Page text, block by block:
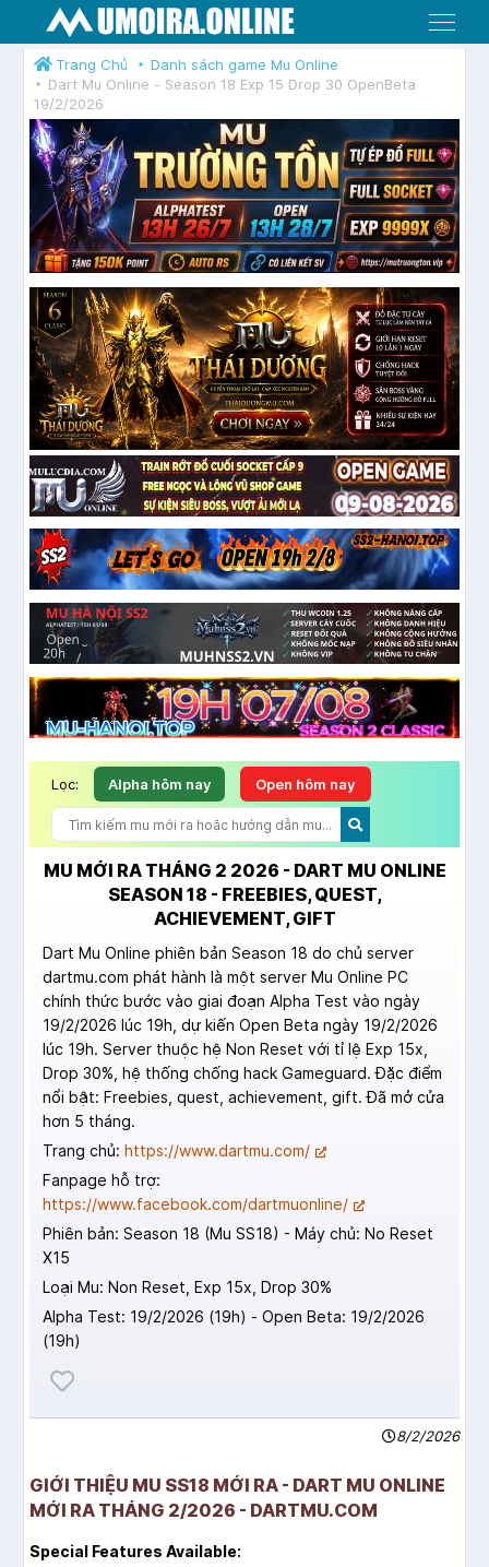
Menu
Trang Chủ
Danh sách game Mu Online
Dart Mu Online - Season 18 Exp 15 Drop 30 OpenBeta
19/2/2026
Lọc: Alpha hôm nay Open hôm nay
MU MỚI RA THÁNG 2 2026 - DART MU ONLINE
SEASON 18 - FREEBIES, QUEST,
ACHIEVEMENT, GIFT
Dart Mu Online phiên bản Season 18 do chủ server
dartmu.com phát hành là một server Mu Online PC
chính thức bước vào giai đoạn Alpha Test vào ngày
19/2/2026 lúc 19h, dự kiến Open Beta ngày 19/2/2026
lúc 19h. Server thuộc hệ Non Reset với tỉ lệ Exp 15x,
Drop 30%, hệ thống chống hack Gameguard. Đặc điểm
nổi bật: Freebies, quest, achievement, gift. Đã mở cửa
hơn 5 tháng.
Trang chủ: https://www.dartmu.com/
Fanpage hỗ trợ:
https://www.facebook.com/dartmuonline/
Phiên bản: Season 18 (Mu SS18) - Máy chủ: No Reset
X15
Loại Mu: Non Reset, Exp 15x, Drop 30%
Alpha Test: 19/2/2026 (19h) - Open Beta: 19/2/2026
(19h)
8/2/2026
GIỚI THIỆU MU SS18 MỚI RA - DART MU ONLINE
MỚI RA THÁNG 2/2026 - DARTMU.COM
Special Features Available: